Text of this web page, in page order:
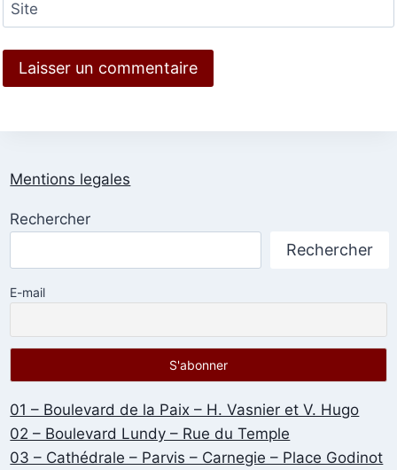
Site
Mentions legales
Rechercher
Rechercher
E-mail
01 – Boulevard de la Paix – H. Vasnier et V. Hugo
02 – Boulevard Lundy – Rue du Temple
03 – Cathédrale – Parvis – Carnegie – Place Godinot